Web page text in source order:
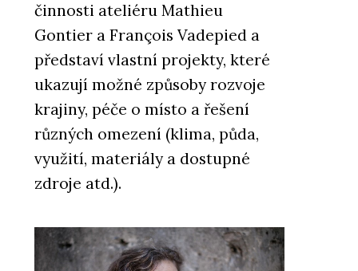
činnosti ateliéru Mathieu
Gontier a François Vadepied a
představí vlastní projekty, které
ukazují možné způsoby rozvoje
krajiny, péče o místo a řešení
různých omezení (klima, půda,
využití, materiály a dostupné
zdroje atd.).